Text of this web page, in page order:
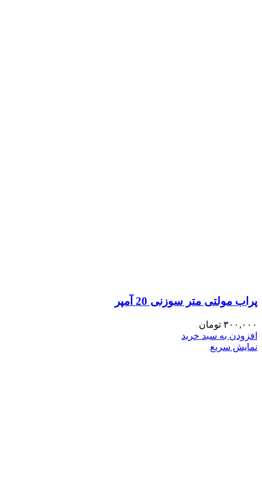
پراب مولتی متر سوزنی 20 آمپر
۳۰۰,۰۰۰ تومان
افزودن به سبد خرید
نمایش سریع